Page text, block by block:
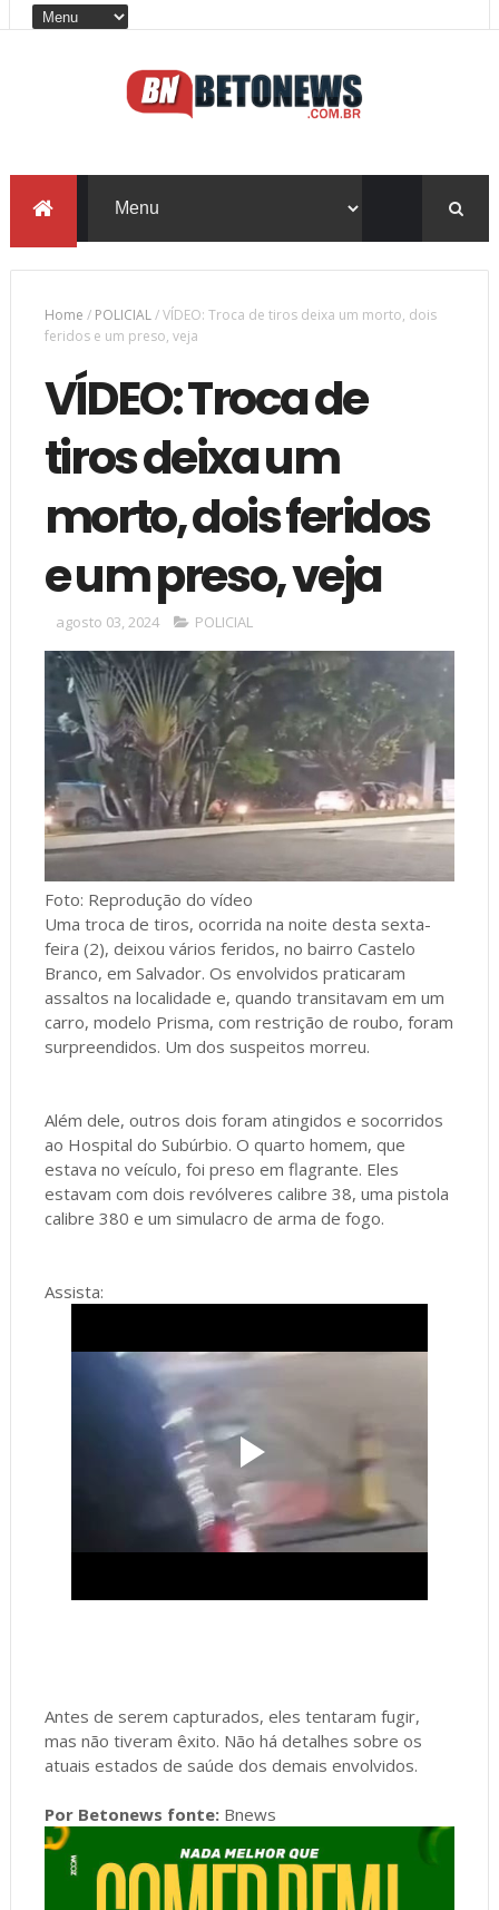
Home / POLICIAL/VÍDEO: Troca de tiros deixa um morto, dois
feridos e um preso, veja
VÍDEO: Troca de
tiros deixa um
morto, dois feridos
e um preso, veja
agosto 03, 2024 POLICIAL
Foto: Reprodução do vídeo
Uma troca de tiros, ocorrida na noite desta sexta-
feira (2), deixou vários feridos, no bairro Castelo
Branco, em Salvador. Os envolvidos praticaram
assaltos na localidade e, quando transitavam em um
carro, modelo Prisma, com restrição de roubo, foram
surpreendidos. Um dos suspeitos morreu.
Além dele, outros dois foram atingidos e socorridos
ao Hospital do Subúrbio. O quarto homem, que
estava no veículo, foi preso em flagrante. Eles
estavam com dois revólveres calibre 38, uma pistola
calibre 380 e um simulacro de arma de fogo.
Assista:
Antes de serem capturados, eles tentaram fugir,
mas não tiveram êxito. Não há detalhes sobre os
atuais estados de saúde dos demais envolvidos.
Por Betonews fonte:Bnews